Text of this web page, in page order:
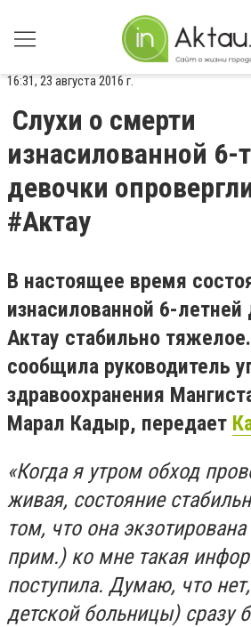
16:31, 23 августа 2016 г.
Слухи о смерти
изнасилованной 6-
девочки
#Актау
В настоящее время
изнасилованной 6-летней
Актау стабильно
сообщила руководитель
здравоохранения
Марал Кадыр, передает
«Когда я утром обход
живая, состояние
том, что она
прим.) ко мне такая
поступила. Думаю, что
детской больницы) сразу